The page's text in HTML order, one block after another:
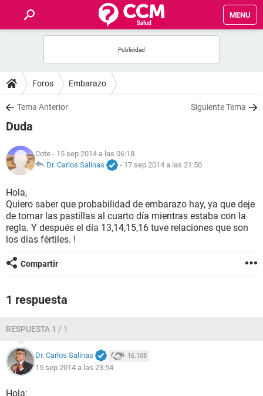
MENU
FOROS
SALUD
NUTRICIÓN
BIENESTAR
SEXUALIDAD
GLOSARIO
Foros Embarazo
Tema Anterior Siguiente Tema
Duda
Cote - 15 sep 2014 a las 06:18
Dr. Carlos Salinas
- 17 sep 2014 a las 21:50
Hola,
Quiero saber que probabilidad de embarazo hay, ya que deje
de tomar las pastillas al cuarto día mientras estaba con la
regla. Y después el día 13,14,15,16 tuve relaciones que son
los días fértiles. !
Compartir
1 respuesta
RESPUESTA 1 / 1
Dr. Carlos Salinas 16.108
15 sep 2014 a las 23:54
Hola: